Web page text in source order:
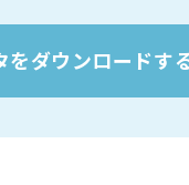
をダウンロードす